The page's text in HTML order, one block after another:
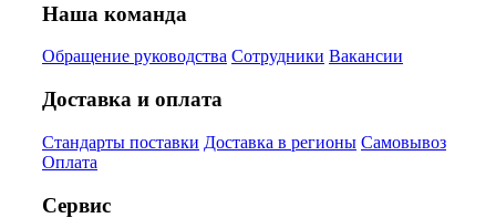
Наша команда
Обращение руководства Сотрудники Вакансии
Доставка и оплата
Стандарты поставки Доставка в регионы Самовывоз
Оплата
Сервис